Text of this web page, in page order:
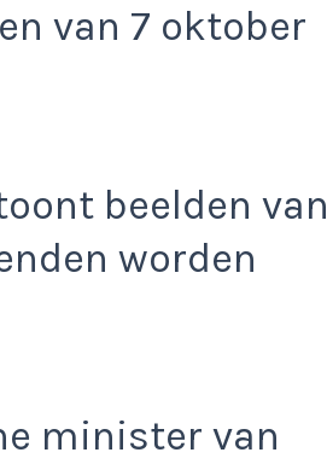
van 7 oktober
beelden van
worden
minister van